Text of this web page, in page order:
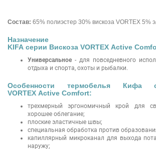
Состав: 65% полиэстер 30% вискоза VORTEX 5%
Назначение
KIFA серии Вискоза VORTEX Active
Универсальное - для повседневного
отдыха и спорта, охоты и рыбалки.
Особенности термобелья Кифа
VORTEX Active Comfort:
трехмерный эргономичный крой для
хорошее облегание;
плоские эластичные швы;
специальная обработка против
капиллярный микроканал для выхода
наружу;